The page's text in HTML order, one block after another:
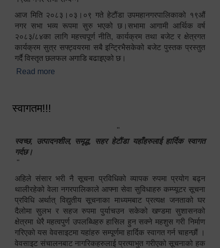
आज मिति २०८३।०३।०९ गते हेटौंडा उपमहानगरपालिकाको १९औं
नगर सभा भव्य रूपमा सुरु भएको छ।सभामा आगामी आर्थिक वर्ष
२०८३/८४का लागि महत्त्वपूर्ण नीति, कार्यक्रम तथा बजेट र क्षेत्रगत
कार्यक्रम सुत्र सफ्ट्वयरमा सबै इन्ट्रिभैसकेको बजेट पुस्तक प्रस्तुत
गर्दै विस्तृत छलफल अगाडि बढाइएको छ।
Read more
स्वागतम!!!
"
स्वच्छ, उत्पादनशील, समृद्ध, सहर हेटौंडा यहाँहरुलाई हार्दिक स्वागत
गर्दछ।
"
अहिले संसार भरी नै सूचना प्रविधिको व्यापक रुपमा प्रयोग बढ्न
थालीरहेको वेला नगरपालिकाले आफ्ना सेवा सुविधाहरु कम्प्यूटर सूचना
प्रविधि अर्थात् विद्युतीय सूचनाका माध्यमबाट प्रत्यक्ष जनताको घर
दैलोमा सुलभ र सहज रुपमा पुर्याचउन सकेको खण्डमा सुशासनको
क्षेत्रमा धेरै महत्वपुर्ण उपलब्धिहरु हासिल हुन सक्ने महशुस गरी निर्माण
गरिएको यस वेवसाइटमा यहांहरु सम्पूर्णमा हार्दिक स्वागत गर्न चाहन्छौं ।
वेवसाइट संचालनबाट नागरिकहरुलाई प्रत्याभुत गरीएको सूचनाको हक